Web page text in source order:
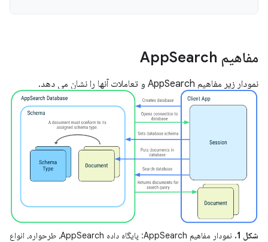
مفاهیم App Search
نمودار زیر مفاهیم AppSearch و تعاملات آنها را نشان می دهد.
شکل 1.
نمودار مفاهیم AppSearch: پایگاه داده AppSearch، طرحواره، انواع